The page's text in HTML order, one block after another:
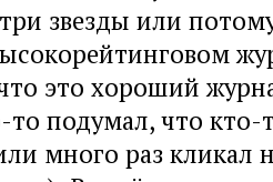
звезды или
это хороший
то подумал, что кто-
много раз кликал